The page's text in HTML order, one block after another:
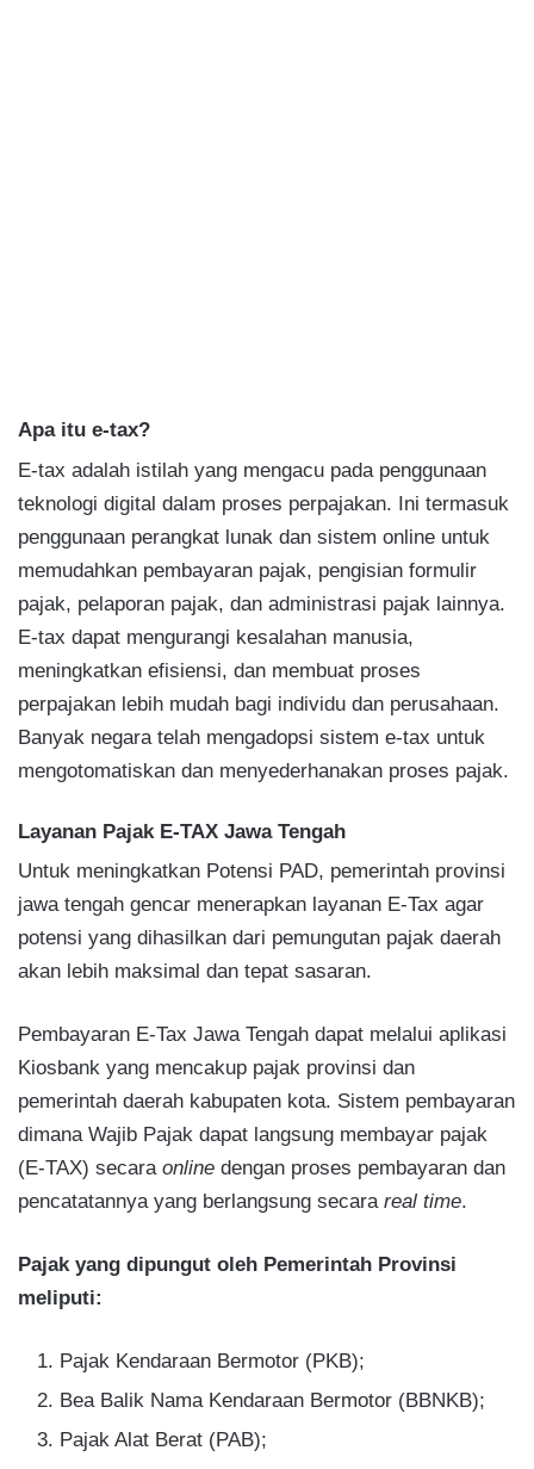
Apa itu e-tax?
E-tax adalah istilah yang mengacu pada penggunaan
teknologi digital dalam proses perpajakan. Ini termasuk
penggunaan perangkat lunak dan sistem online untuk
memudahkan pembayaran pajak, pengisian formulir
pajak, pelaporan pajak, dan administrasi pajak lainnya.
E-tax dapat mengurangi kesalahan manusia,
meningkatkan efisiensi, dan membuat proses
perpajakan lebih mudah bagi individu dan perusahaan.
Banyak negara telah mengadopsi sistem e-tax untuk
mengotomatiskan dan menyederhanakan proses pajak.
Layanan Pajak E-TAX Jawa Tengah
Untuk meningkatkan Potensi PAD, pemerintah provinsi
jawa tengah gencar menerapkan layanan E-Tax agar
potensi yang dihasilkan dari pemungutan pajak daerah
akan lebih maksimal dan tepat sasaran.
Pembayaran E-Tax Jawa Tengah dapat melalui aplikasi
Kiosbank yang mencakup pajak provinsi dan
pemerintah daerah kabupaten kota. Sistem pembayaran
dimana Wajib Pajak dapat langsung membayar pajak
(E-TAX) secara online dengan proses pembayaran dan
pencatatannya yang berlangsung secara real time.
Pajak yang dipungut oleh Pemerintah Provinsi
meliputi:
Pajak Kendaraan Bermotor (PKB);
Bea Balik Nama Kendaraan Bermotor (BBNKB);
Pajak Alat Berat (PAB);